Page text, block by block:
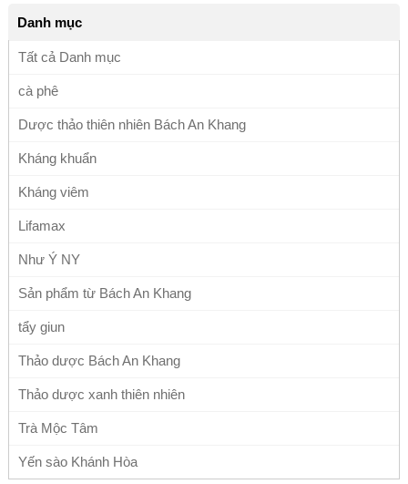
Danh mục
Tất cả Danh mục
cà phê
Dược thảo thiên nhiên Bách An Khang
Kháng khuẩn
Kháng viêm
Lifamax
Như Ý NY
Sản phẩm từ Bách An Khang
tẩy giun
Thảo dược Bách An Khang
Thảo dược xanh thiên nhiên
Trà Mộc Tâm
Yến sào Khánh Hòa